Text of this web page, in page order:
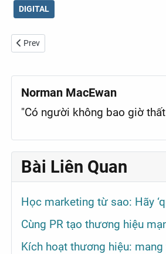
DIGITAL
Previous article: Dự báo xu hướng thị
Prev
Norman MacEwan
"Có người không bao giờ
Bài Liên Quan
Học marketing từ sao: Hãy
Cùng PR tạo thương hiệu
Kích hoạt thương hiệu: